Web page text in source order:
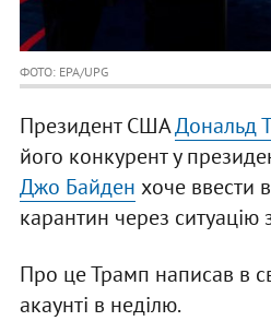
ФОТО: EPA/UPG
Президент СШАДональд
його конкурент у
Джо Байден хоче ввести
карантин через ситуацію
Про це Трамп написав в
акаунті в неділю.